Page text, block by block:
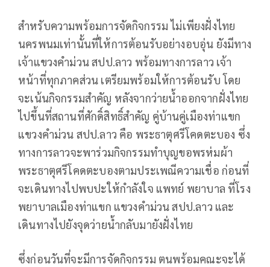
สำหรับความพร้อมการจัดกิจกรรม ไม่เพียงฝั่งไทย
นครพนมเท่านั้นที่ให้การต้อนรับอย่างอบอุ่น ยังมีทาง
เจ้าแขวงคำม่วน สปป.ลาว พร้อมทางการลาว เจ้า
หน้าที่ทุกภาคส่วน เตรียมพร้อมให้การต้อนรับ โดย
จะเน้นกิจกรรมสำคัญ หลังจากว่ายน้ำออกจากฝั่งไทย
ไปขึ้นที่สถานที่ศักดิ์สิทธิ์สำคัญ คู่บ้านคู่เมืองท่าแขก
แขวงคำม่วน สปป.ลาว คือ พระธาตุศรีโคดตะบอง ซึ่ง
ทางการลาวจะพาร่วมกิจกรรมทำบุญขอพรห่มผ้า
พระธาตุศรีโคดตะบองตามประเพณีความเชื่อ ก่อนที่
จะเดินทางไปพบปะให้กำลังใจ แพทย์ พยาบาล ที่โรง
พยาบาลเมืองท่าแขก แขวงคำม่วน สปป.ลาว และ
เดินทางไปยังจุดว่ายน้ำกลับมายังฝั่งไทย
ซึ่งก่อนวันที่จะมีการจัดกิจกรรม ตนพร้อมคณะจะได้